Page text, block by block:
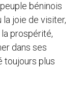
béninois
la joie de visiter,
prospérité,
dans ses
toujours plus